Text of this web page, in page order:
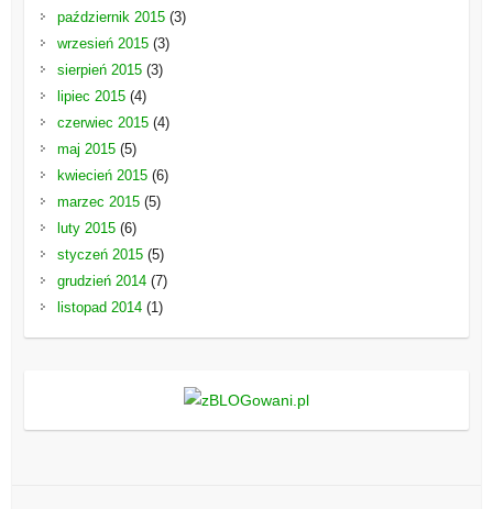
październik 2015(3)
wrzesień 2015(3)
sierpień 2015(3)
lipiec 2015(4)
czerwiec 2015(4)
maj 2015(5)
kwiecień 2015(6)
marzec 2015(5)
luty 2015(6)
styczeń 2015(5)
grudzień 2014(7)
listopad 2014(1)